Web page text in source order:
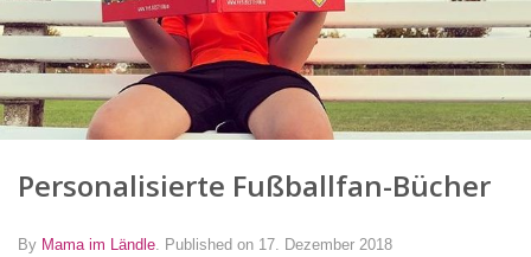
Personalisierte Fußballfan-Bücher
By Mama im Ländle. Published on 17. Dezember 2018